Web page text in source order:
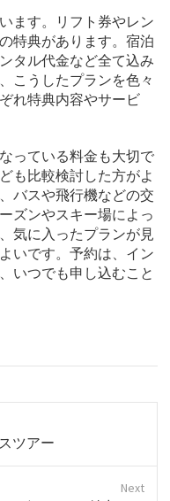
ます。リフト券やレン
特典があります。宿泊
タル代金など全て込み
こうしたプランを色々
れ特典内容やサービ
っている料金も大切で
も比較検討した方がよ
バスや飛行機などの交
ズンやスキー場によっ
気に入ったプランが見
いです。予約は、イン
いつでも申し込むこと
ツアー
Next